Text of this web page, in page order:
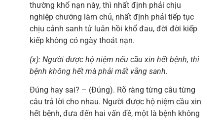
thường khổ nạn này, thì nhất định phải chịu
nghiệp chướng làm chủ, nhất định phải tiếp tục
chịu cảnh sanh tử luân hồi khổ đau, đời đời kiếp
kiếp không có ngày thoát nạn.
(x): Người được hộ niệm nếu cầu xin hết bệnh, thì
bệnh không hết mà phải mất vãng sanh.
Đúng hay sai? – (Đúng). Rõ ràng từng câu từng
câu trả lời cho nhau. Người được hộ niệm cầu xin
hết bệnh, đưa đến hai vấn đề, một là bệnh không